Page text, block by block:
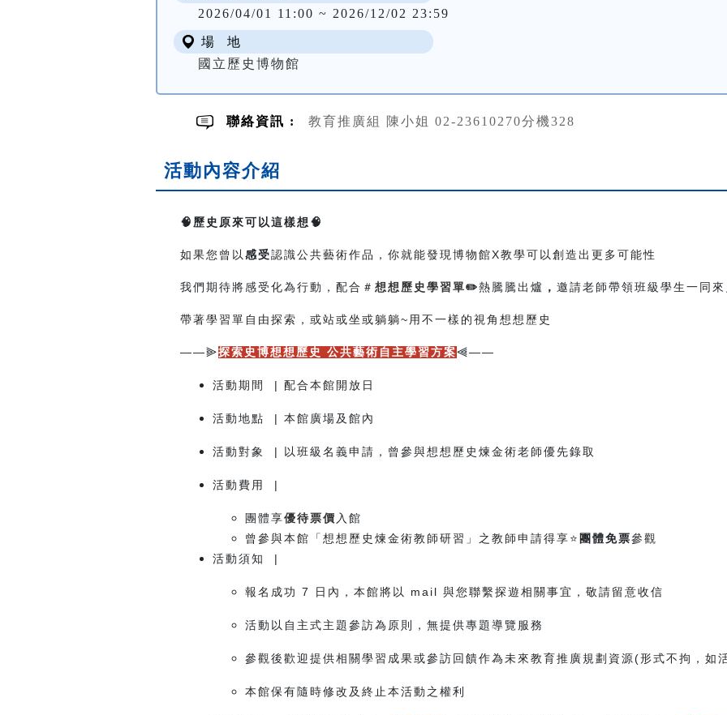
2026/04/01 11:00 ~ 2026/12/02 23:59
場 地
國立歷史博物館
聯絡資訊 : 教育推廣組 陳小姐 02-23610270分機328
活動內容介紹
🧠 歷史原來可以這樣想🧠
如果您曾以感受認識公共藝術作品， 你就能發現博物館X教學可以創造出更多可能性
我們期待將感受化為行動，配合＃ 想想歷史學習單✏️熱騰騰出爐 ， 邀請老師帶領班級學生一同
帶著學習單自由探索，或站或坐或躺躺~用不一樣的視角想想歷史
——⫸探索史博想想歷史 公共藝術自主學習方案⫷——
活動期間 | 配合本館開放日
活動地點 | 本館廣場及館內
活動對象 | 以班級名義申請，曾參與想想歷史煉金術老師優先錄取
活動費用 |
團體享優待票價 入館
曾參與本館「想想歷史煉金術教師研習」之教師申請得享⭐ 團體免票參觀
活動須知 |
報名成功 7 日內，本館將以 mail 與您聯繫探遊相關事宜，敬請留意收信
活動以自主式主題參訪為原則，無提供專題導覽服務
參觀後歡迎提供相關學習成果或參訪回饋作為未來教育推廣規劃資源(形式不拘，如
本館保有隨時修改及終止本活動之權利